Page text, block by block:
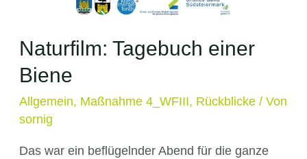
Naturfilm: Tagebuch einer
Biene
Allgemein, Maßnahme 4_WFIII, Rückblicke/ Von
sornig
Das war ein beflügelnder Abend für die ganze